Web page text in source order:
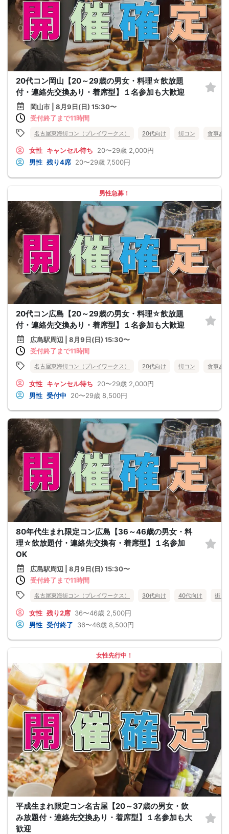
20代コン岡山【20～29歳の男女・料理☆飲放題
付・連絡先交換あり・着席型】１名参加も大歓迎
岡山市 | 8月9日(日) 15:30〜
受付終了まで11時間
名古屋東海街コン（プレイワークス） 20代向け 街コン 食事あ
女性 キャンセル待ち 20〜29歳 2,000円
男性 残り4席 20〜29歳 7,500円
男性急募！
20代コン広島【20～29歳の男女・料理☆飲放題
付・連絡先交換あり・着席型】１名参加も大歓迎
広島駅周辺 | 8月9日(日) 15:30〜
受付終了まで11時間
名古屋東海街コン（プレイワークス） 20代向け 街コン 食事あ
女性 キャンセル待ち 20〜29歳 2,000円
男性 受付中 20〜29歳 8,500円
80年代生まれ限定コン広島【36～46歳の男女・料
理☆飲放題付・連絡先交換有・着席型】１名参加
OK
広島駅周辺 | 8月9日(日) 15:30〜
受付終了まで11時間
名古屋東海街コン（プレイワークス） 30代向け 40代向け 街コ
女性 残り2席 36〜46歳 2,500円
男性 受付終了 36〜46歳 8,500円
女性先行中！
平成生まれ限定コン名古屋【20～37歳の男女・飲
み放題付・連絡先交換あり・着席型】１名参加も大
歓迎